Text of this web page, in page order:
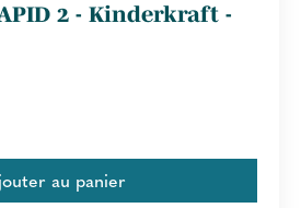
2 - Kinderkraft -